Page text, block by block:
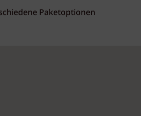
Paketoptionen